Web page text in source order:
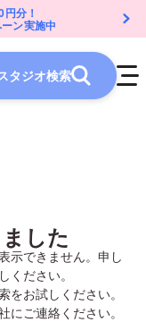
分！
ン実施中
タジオ検索
した
示できません。申し
ください。
をお試しください。
にご連絡ください。